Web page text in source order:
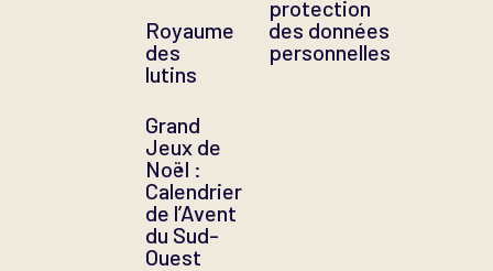
Royaume
des
lutins
Grand
Jeux de
Noël :
Calendrier
de l’Avent
du Sud-
Ouest
protection
des données
personnelles